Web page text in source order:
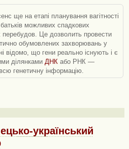
ще на етапі планування вагітності
можливих спадкових
Це дозволить провести
обумовлених захворювань у
відомо, що гени реально існують і є
ділянками ДНК або РНК —
генетичну інформацію.
український